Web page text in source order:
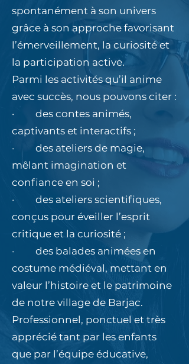
spontanément à son univers
grâce à son approche favorisant
l’émerveillement, la curiosité et
la participation active.
Parmi les activités qu’il anime
avec succès, nous pouvons citer :
· des contes animés,
captivants et interactifs ;
· des ateliers de magie,
mêlant imagination et
confiance en soi ;
· des ateliers scientifiques,
conçus pour éveiller l’esprit
critique et la curiosité ;
· des balades animées en
costume médiéval, mettant en
valeur l’histoire et le patrimoine
de notre village de Barjac.
Professionnel, ponctuel et très
apprécié tant par les enfants
que par l’équipe éducative,